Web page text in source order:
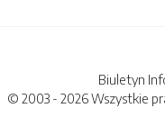
Biuletyn
© 2003 - 2026 Wszystkie